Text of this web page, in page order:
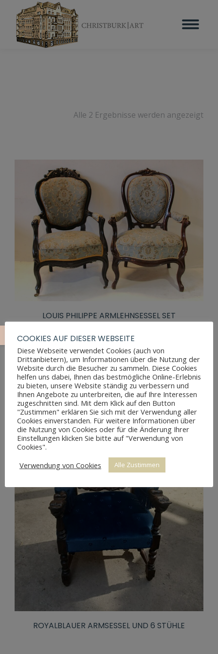
Alle 2 Ergebnisse werden angezeigt
LOUIS PHILIPPE ARMLEHNSESSEL SET
ROYALBLAUER ARMSESSEL UND 6 STÜHLE
COOKIES AUF DIESER WEBSEITE
Diese Webseite verwendet Cookies (auch von
Drittanbietern), um Informationen über die Nutzung der
Website durch die Besucher zu sammeln. Diese Cookies
helfen uns dabei, Ihnen das bestmögliche Online-Erlebnis
zu bieten, unsere Website ständig zu verbessern und
Ihnen Angebote zu unterbreiten, die auf Ihre Interessen
zugeschnitten sind. Mit dem Klick auf den Button
"Zustimmen" erklären Sie sich mit der Verwendung aller
Cookies einverstanden. Für weitere Informationen über
die Nutzung von Cookies oder für die Änderung Ihrer
Einstellungen klicken Sie bitte auf "Verwendung von
Cookies".
Verwendung von Cookies
Alle Zustimmen